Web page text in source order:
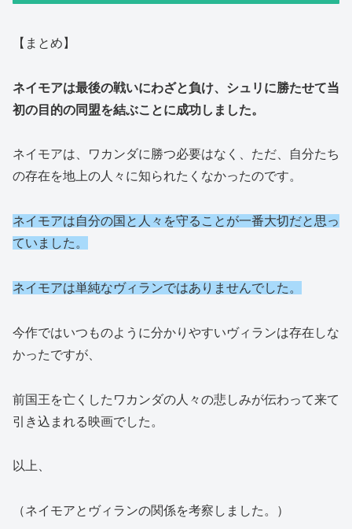
【まとめ】
ネイモアは最後の戦いにわざと負け、 シュリに勝たせて当
初の目的の同盟を結ぶことに成功しました。
ネイモアは、ワカンダに勝つ必要はなく、 ただ、自分たち
の存在を地上の人々に知られたくなかったのです。
ネイモアは自分の国と人々を守ることが一番大切だと思っ
ていました。
ネイモアは単純なヴィランではありませんでした。
今作ではいつものように分かりやすいヴィランは存在しな
かったですが、
前国王を亡くしたワカンダの人々の悲しみが伝わって来て
引き込まれる映画でした。
以上、
（ネイモアとヴィランの関係を考察しました。）